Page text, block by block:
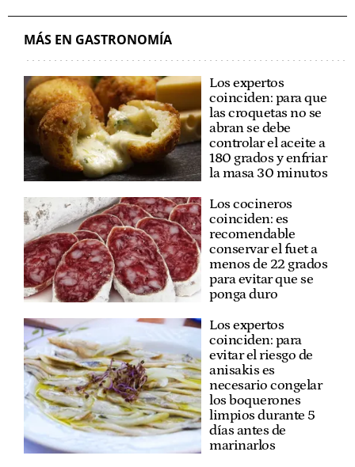
MÁS EN GASTRONOMÍA
Los expertos
coinciden: para que
las croquetas no se
abran se debe
controlar el aceite a
180 grados y enfriar
la masa 30 minutos
Los cocineros
coinciden: es
recomendable
conservar el fuet a
menos de 22 grados
para evitar que se
ponga duro
Los expertos
coinciden: para
evitar el riesgo de
anisakis es
necesario congelar
los boquerones
limpios durante 5
días antes de
marinarlos